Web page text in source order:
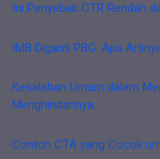
Ini Penyebab CTR Rendah
IMB Diganti PBG: Apa
Kesalahan Umum dalam
Menghindarinya
Contoh CTA yang Cocok